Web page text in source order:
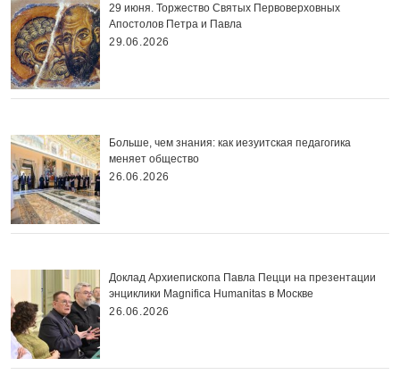
29 июня. Торжество Святых Первоверховных
Апостолов Петра и Павла
29.06.2026
Больше, чем знания: как иезуитская педагогика
меняет общество
26.06.2026
Доклад Архиепископа Павла Пецци на презентации
энциклики Magnifica Нumanitas в Москве
26.06.2026